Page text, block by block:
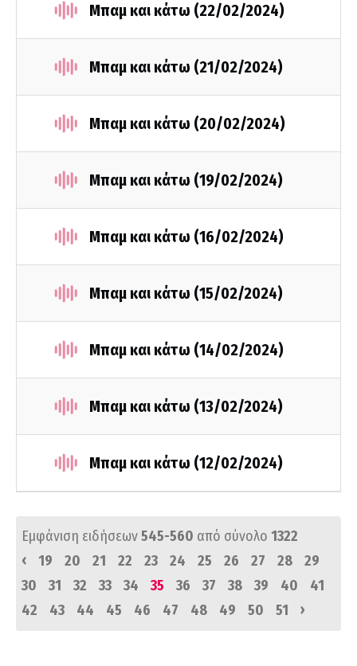
Μπαμ και κάτω (22/02/2024)
Μπαμ και κάτω (21/02/2024)
Μπαμ και κάτω (20/02/2024)
Μπαμ και κάτω (19/02/2024)
Μπαμ και κάτω (16/02/2024)
Μπαμ και κάτω (15/02/2024)
Μπαμ και κάτω (14/02/2024)
Μπαμ και κάτω (13/02/2024)
Μπαμ και κάτω (12/02/2024)
Εμφάνιση ειδήσεων545-560 από σύνολο 1322
‹
19 20 21 22 23 24 25 26 27 28
29
30
31 32 33 34 35 36 37 38 39 40
41
42
43 44 45 46 47 48 49 50 51 ›